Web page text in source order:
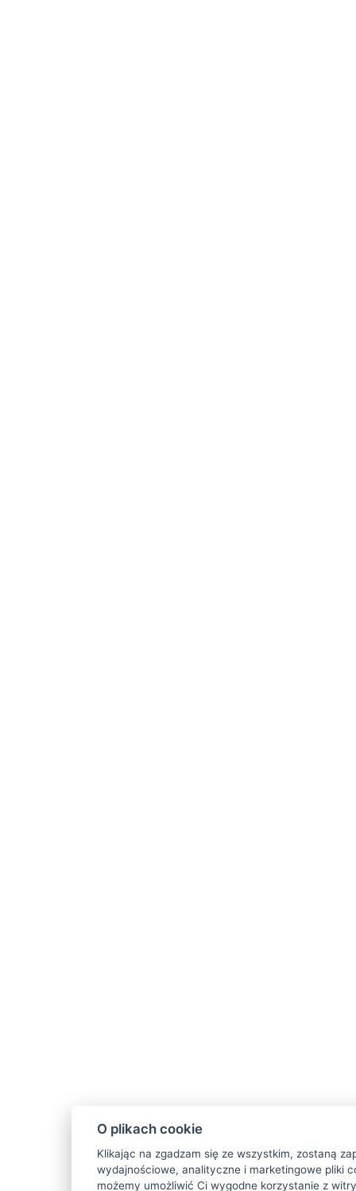
O plikach cookie
Klikając na zgadzam się ze wszystkim, zostaną
wydajnościowe, analityczne i marketingowe pliki
możemy umożliwić Ci wygodne korzystanie z